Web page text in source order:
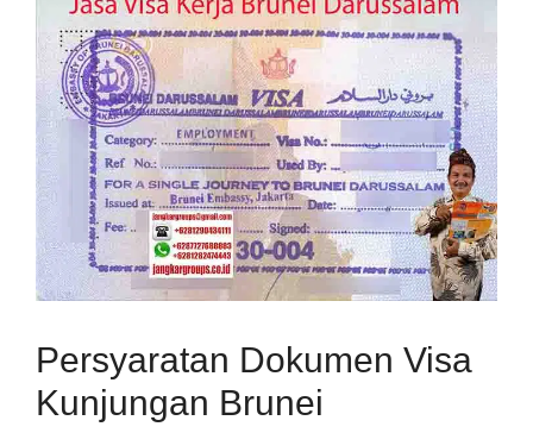
Persyaratan Dokumen Visa
Kunjungan Brunei